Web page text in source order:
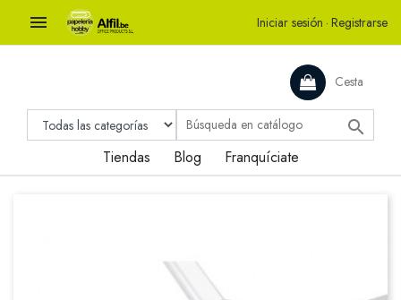
 Iniciar sesión · Registrarse
Cesta

Tiendas Blog Franquíciate